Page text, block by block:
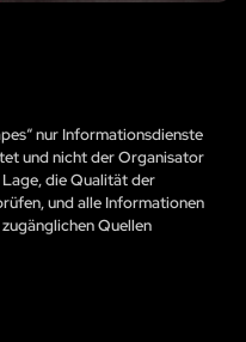
nur Informationsdienste
und nicht der Organisator
die Qualität der
und alle Informationen
Quellen